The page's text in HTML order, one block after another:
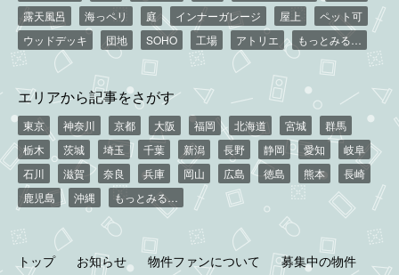
露天風呂
海っペリ 庭 インナーガレージ 屋上
ペット可
ウッドデッキ
団地 SOHO 工場 アトリエ もっとみる…
エリアから記事をさがす
東京 神奈川 京都 大阪 福岡 北海道 宮城
群馬
栃木
茨城 埼玉 千葉 新潟 長野 静岡 愛知
岐阜
石川
滋賀 奈良 兵庫 岡山 広島 徳島 熊本
長崎
鹿児島
沖縄 もっとみる…
トップ お知らせ 物件ファンについて 募集中の物件